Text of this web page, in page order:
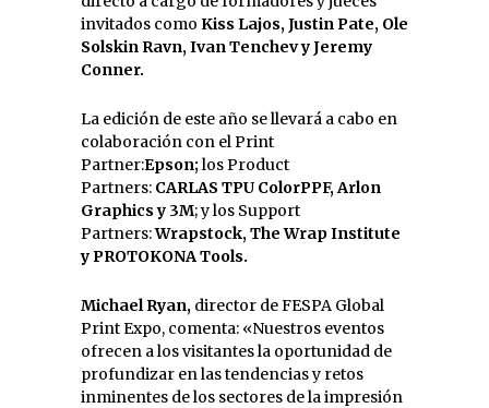
invitados como Kiss Lajos, Justin Pate, Ole
Solskin Ravn, Ivan Tenchev y Jeremy
Conner.
La edición de este año se llevará a cabo en
colaboración con el Print
Partner:Epson;los Product
Partners: CARLAS TPU ColorPPF, Arlon
Graphics y 3M; y los Support
Partners:Wrapstock, The Wrap Institute
y PROTOKONA Tools.
Michael Ryan, director de FESPA Global
Print Expo, comenta: «Nuestros eventos
ofrecen a los visitantes la oportunidad de
profundizar en las tendencias y retos
inminentes de los sectores de la impresión